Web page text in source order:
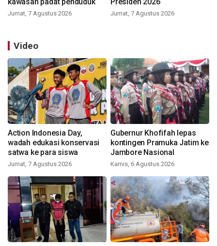
kawasan padat penduduk
Jumat, 7 Agustus 2026
Presiden 2026
Jumat, 7 Agustus 2026
Video
Action Indonesia Day,
wadah edukasi konservasi
satwa ke para siswa
Jumat, 7 Agustus 2026
Gubernur Khofifah lepas
kontingen Pramuka Jatim ke
Jambore Nasional
Kamis, 6 Agustus 2026